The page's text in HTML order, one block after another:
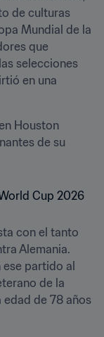
de culturas
Mundial de la
que
selecciones
en una
Houston
de su
con el tanto
Alemania.
partido al
de la
de 78 años